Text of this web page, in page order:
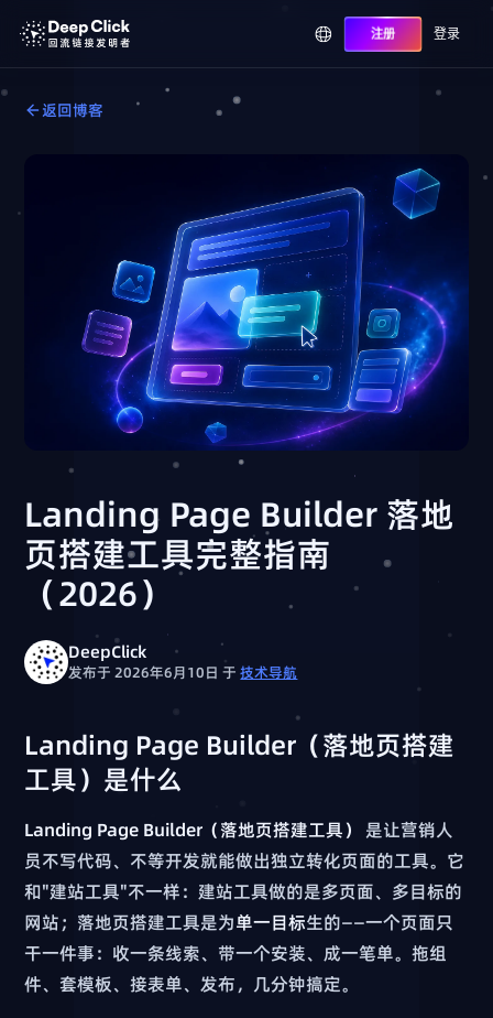
注册 登录
返回博客
Landing Page Builder 落地
页搭建工具完整指南
（2026）
DeepClick
发布于 2026年6月10日于技术导航
Landing Page Builder（落地页搭建
工具）是什么
Landing Page Builder（落地页搭建工具）
是让营销人
员不写代码、不等开发就能做出独立转化页面的工具。它
和"建站工具"不一样：建站工具做的是多页面、多目标的
网站；落地页搭建工具是为单一目标生的——一个页面只
干一件事：收一条线索、带一个安装、成一笔单。拖组
件、套模板、接表单、发布，几分钟搞定。